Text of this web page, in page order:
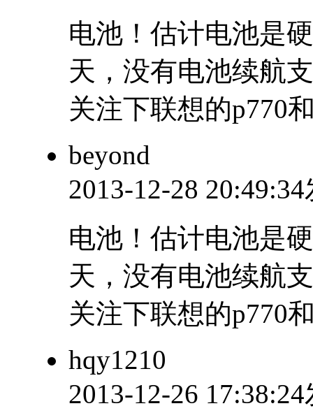
电池！估计电池是
天，没有电池续航
关注下联想的p770
beyond
2013-12-28
电池！估计电池是
天，没有电池续航
关注下联想的p770
hqy1210
2013-12-26